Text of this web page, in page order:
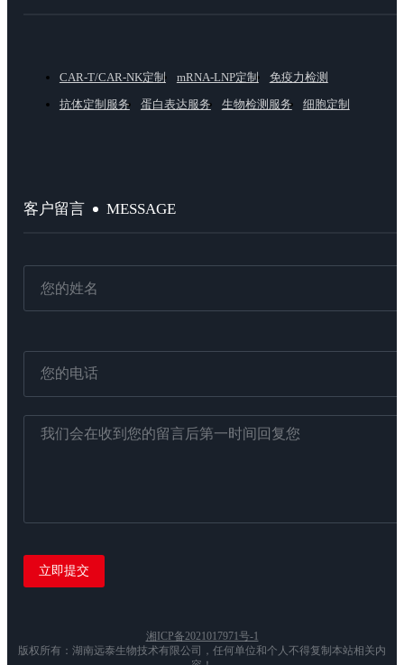
CAR-T/CAR-NK定制 mRNA-LNP定制
免疫力检测
抗体定制服务
蛋白表达服务 生物检测服务 细胞定制
客户留言 MESSAGE
湘ICP备2021017971号-1
版权所有：湖南远泰生物技术有限公司，任何单位和个人不得复制本站相关内